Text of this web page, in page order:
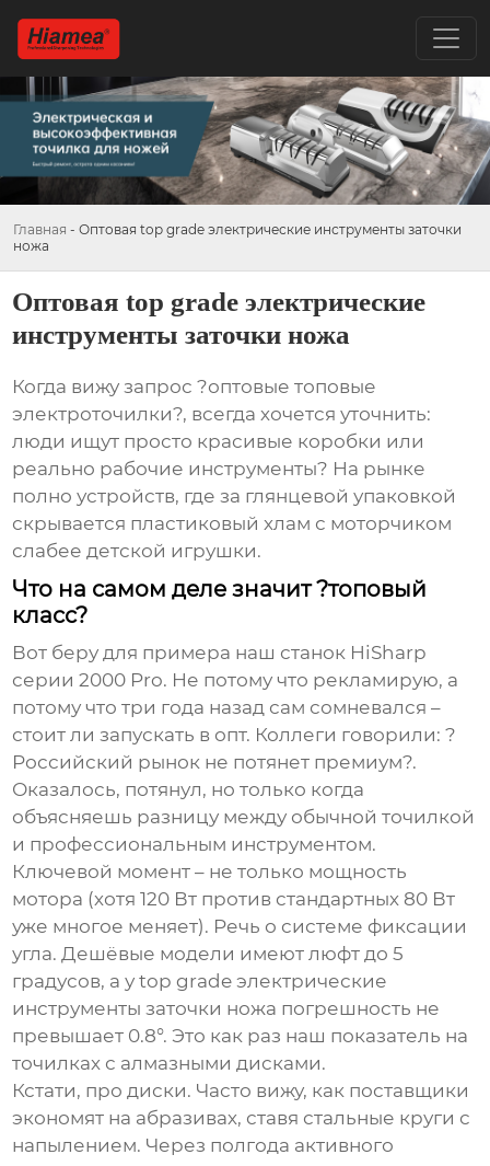
Главная - Оптовая top grade электрические инструменты заточки
ножа
Оптовая top grade электрические
инструменты заточки ножа
Когда вижу запрос ?оптовые топовые
электроточилки?, всегда хочется уточнить:
люди ищут просто красивые коробки или
реально рабочие инструменты? На рынке
полно устройств, где за глянцевой упаковкой
скрывается пластиковый хлам с моторчиком
слабее детской игрушки.
Что на самом деле значит ?топовый
класс?
Вот беру для примера наш станок HiSharp
серии 2000 Pro. Не потому что рекламирую, а
потому что три года назад сам сомневался –
стоит ли запускать в опт. Коллеги говорили: ?
Российский рынок не потянет премиум?.
Оказалось, потянул, но только когда
объясняешь разницу между обычной точилкой
и профессиональным инструментом.
Ключевой момент – не только мощность
мотора (хотя 120 Вт против стандартных 80 Вт
уже многое меняет). Речь о системе фиксации
угла. Дешёвые модели имеют люфт до 5
градусов, а уtop grade электрические
инструменты заточки ножа погрешность не
превышает 0.8°. Это как раз наш показатель на
точилках с алмазными дисками.
Кстати, про диски. Часто вижу, как поставщики
экономят на абразивах, ставя стальные круги с
напылением. Через полгода активного